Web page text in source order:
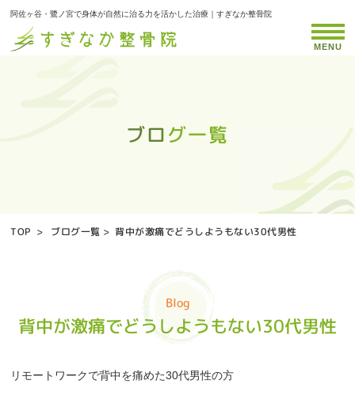
阿佐ヶ谷・鷺ノ宮で身体が自然に治る力を活かした治療｜すぎなか整骨院
ブログ一覧
ブログ一覧
ブログ一覧
ブログ一覧
ブログ一覧
ブログ一覧
ブログ一覧
ブログ一覧
ブログ一覧
ブログ一覧
ブログ一覧
ブログ一覧
ブログ一覧
ブログ一覧
ブログ一覧
ブログ一覧
ブログ一覧
ブログ一覧
ブログ一覧
ブログ一覧
ブログ一覧
ブログ一覧
ブログ一覧
ブログ一覧
ブログ一覧
ブログ一覧
ブログ一覧
ブログ一覧
ブログ一覧
ブログ一覧
ブログ一覧
ブログ一覧
ブログ一覧
ブログ一覧
ブログ一覧
ブログ一覧
ブログ一覧
ブログ一覧
ブログ一覧
ブログ一覧
ブログ一覧
ブログ一覧
ブログ一覧
ブログ一覧
MENU
TOP > ブログ一覧 > 背中が激痛でどうしようもない30代男性
Blog
背中が激痛でどうしようもない30代男性
リモートワークで背中を痛めた30代男性の方